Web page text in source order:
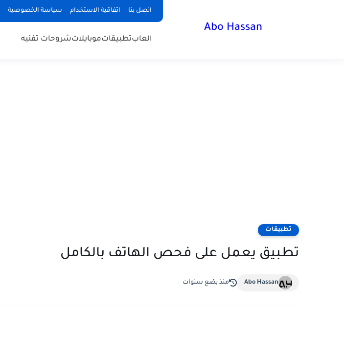
اتصل بنا اتفاقية الاستخدام سياسة الخصوصية
Abo Hassan
العابتطبيقاتموبايلاتشروحات تفنيه
تطبيقات
تطبيق يعمل على فحص الهاتف بالكامل
Abo Hassan منذ بضع سنوات